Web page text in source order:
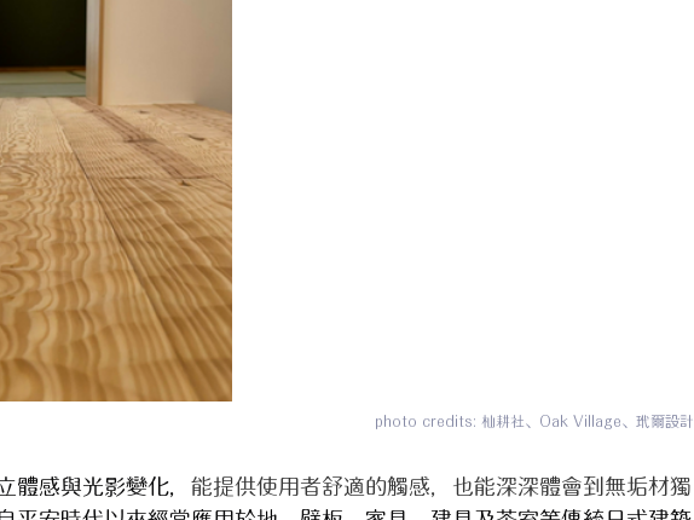
photo credits: 杣耕社、 Oak Village、玳爾設計
體感與光影變化， 能提供使用者舒適的觸感，也能深深體會到無垢材獨